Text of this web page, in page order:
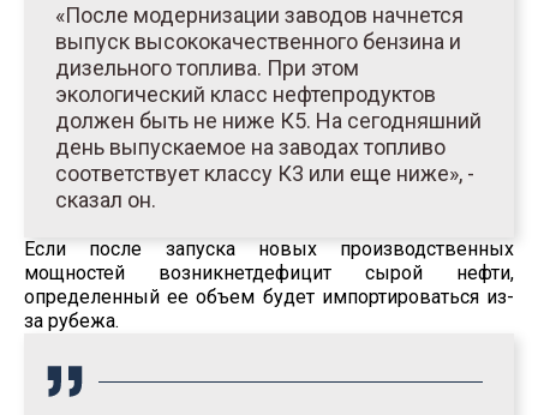
«После модернизации заводов начнется
выпуск высококачественного бензина и
дизельного топлива. При этом
экологический класс нефтепродуктов
должен быть не ниже К5. На сегодняшний
день выпускаемое на заводах топливо
соответствует классу К3 или еще ниже», -
сказал он.
Если после запуска новых производственных
мощностей возникнетдефицит сырой нефти,
определенный ее объем будет импортироваться из-
за рубежа.